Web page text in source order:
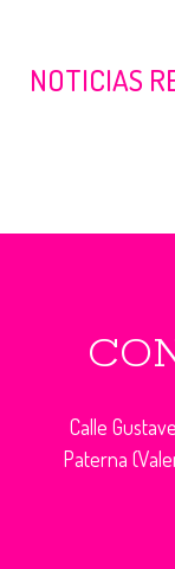
NOTICIAS
Calle
Paterna